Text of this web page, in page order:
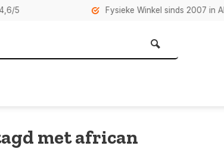
Fysieke Winkel sinds 2007 in Almere
met african